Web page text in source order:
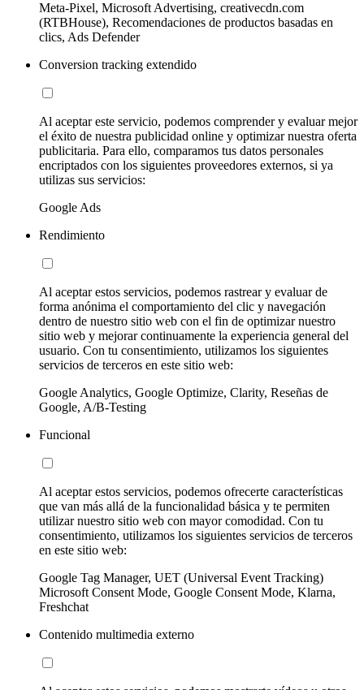
Meta-Pixel, Microsoft Advertising, creativecdn.com
(RTBHouse), Recomendaciones de productos basadas en
clics, Ads Defender
Conversion tracking extendido
Al aceptar este servicio, podemos comprender y evaluar mejor
el éxito de nuestra publicidad online y optimizar nuestra oferta
publicitaria. Para ello, comparamos tus datos personales
encriptados con los siguientes proveedores externos, si ya
utilizas sus servicios:
Google Ads
Rendimiento
Al aceptar estos servicios, podemos rastrear y evaluar de
forma anónima el comportamiento del clic y navegación
dentro de nuestro sitio web con el fin de optimizar nuestro
sitio web y mejorar continuamente la experiencia general del
usuario. Con tu consentimiento, utilizamos los siguientes
servicios de terceros en este sitio web:
Google Analytics, Google Optimize, Clarity, Reseñas de
Google, A/B-Testing
Funcional
Al aceptar estos servicios, podemos ofrecerte características
que van más allá de la funcionalidad básica y te permiten
utilizar nuestro sitio web con mayor comodidad. Con tu
consentimiento, utilizamos los siguientes servicios de terceros
en este sitio web:
Google Tag Manager, UET (Universal Event Tracking)
Microsoft Consent Mode, Google Consent Mode, Klarna,
Freshchat
Contenido multimedia externo